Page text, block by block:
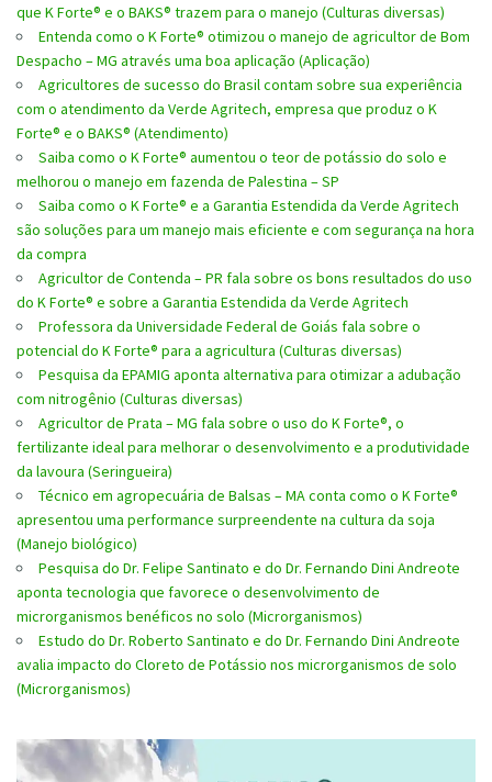
que K Forte® e o BAKS® trazem para o manejo (Culturas diversas)
Entenda como o K Forte® otimizou o manejo de agricultor de Bom
Despacho – MG através uma boa aplicação (Aplicação)
Agricultores de sucesso do Brasil contam sobre sua experiência
com o atendimento da Verde Agritech, empresa que produz o K
Forte® e o BAKS® (Atendimento)
Saiba como o K Forte® aumentou o teor de potássio do solo e
melhorou o manejo em fazenda de Palestina – SP
Saiba como o K Forte® e a Garantia Estendida da Verde Agritech
são soluções para um manejo mais eficiente e com segurança na hora
da compra
Agricultor de Contenda – PR fala sobre os bons resultados do uso
do K Forte® e sobre a Garantia Estendida da Verde Agritech
Professora da Universidade Federal de Goiás fala sobre o
potencial do K Forte® para a agricultura (Culturas diversas)
Pesquisa da EPAMIG aponta alternativa para otimizar a adubação
com nitrogênio (Culturas diversas)
Agricultor de Prata – MG fala sobre o uso do K Forte®, o
fertilizante ideal para melhorar o desenvolvimento e a produtividade
da lavoura (Seringueira)
Técnico em agropecuária de Balsas – MA conta como o K Forte®
apresentou uma performance surpreendente na cultura da soja
(Manejo biológico)
Pesquisa do Dr. Felipe Santinato e do Dr. Fernando Dini Andreote
aponta tecnologia que favorece o desenvolvimento de
microrganismos benéficos no solo (Microrganismos)
Estudo do Dr. Roberto Santinato e do Dr. Fernando Dini Andreote
avalia impacto do Cloreto de Potássio nos microrganismos de solo
(Microrganismos)